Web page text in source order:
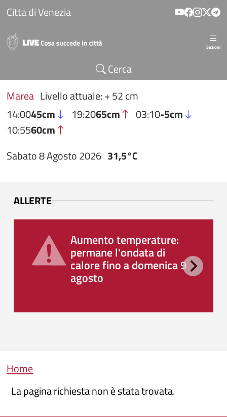
Salta al contenuto principale
Citta di Venezia
Sezioni
Cerca
Marea Livello attuale: + 52 cm
14:0045cm 19:2065cm 03:10-5cm
10:5560cm
Sabato 8 Agosto 2026 31,5°C
ALLERTE
Aumento temperature:
permane l'ondata di
calore fino a domenica 9
agosto
Briciole di pane
Home
La pagina richiesta non è stata trovata.